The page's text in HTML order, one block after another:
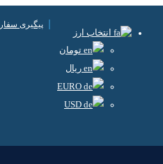
انتخاب ارز
تومان
ریال
پیگیری